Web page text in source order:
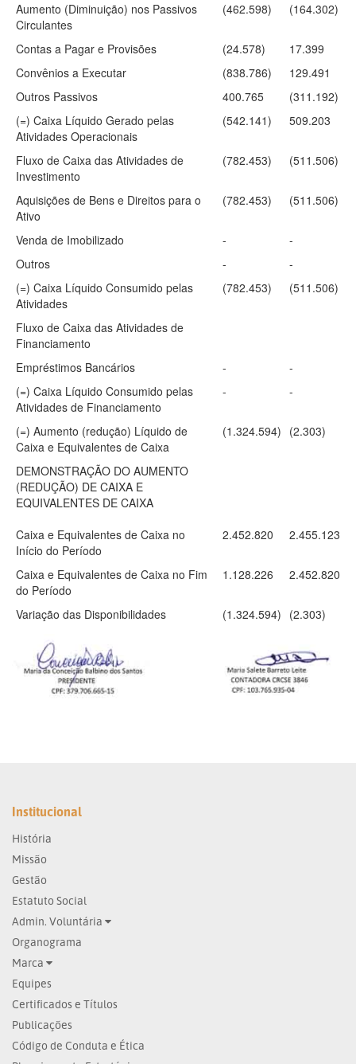
Aumento (Diminuição) nos Passivos
Circulantes
(462.598) (164.302)
Contas a Pagar e Provisões (24.578)
17.399
Convênios a Executar
(838.786)
129.491
Outros Passivos
400.765
(311.192)
(=) Caixa Líquido Gerado pelas
Atividades Operacionais
(542.141) 509.203
Fluxo de Caixa das Atividades de
Investimento
(782.453) (511.506)
Aquisições de Bens e Direitos para o
Ativo
(782.453) (511.506)
Venda de Imobilizado -
-
Outros
-
-
(=) Caixa Líquido Consumido pelas
Atividades
(782.453) (511.506)
Fluxo de Caixa das Atividades de
Financiamento
Empréstimos Bancários
-
-
(=) Caixa Líquido Consumido pelas
Atividades de Financiamento
- -
(=) Aumento (redução) Líquido de
Caixa e Equivalentes de Caixa
(1.324.594) (2.303)
DEMONSTRAÇÃO DO AUMENTO
(REDUÇÃO) DE CAIXA E
EQUIVALENTES DE CAIXA
Caixa e Equivalentes de Caixa no
Início do Período
2.452.820 2.455.123
Caixa e Equivalentes de Caixa no Fim
do Período
1.128.226 2.452.820
Variação das Disponibilidades (1.324.594) (2.303)
Institucional
História
Missão
Gestão
Estatuto Social
Admin. Voluntária
Organograma
Marca
Equipes
Certificados e Títulos
Publicações
Código de Conduta e Ética